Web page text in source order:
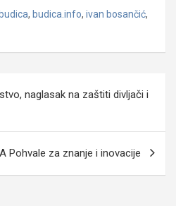
budica, budica.info, ivan bosančić,
naglasak na zaštiti divljači i
Pohvale za znanje i inovacije